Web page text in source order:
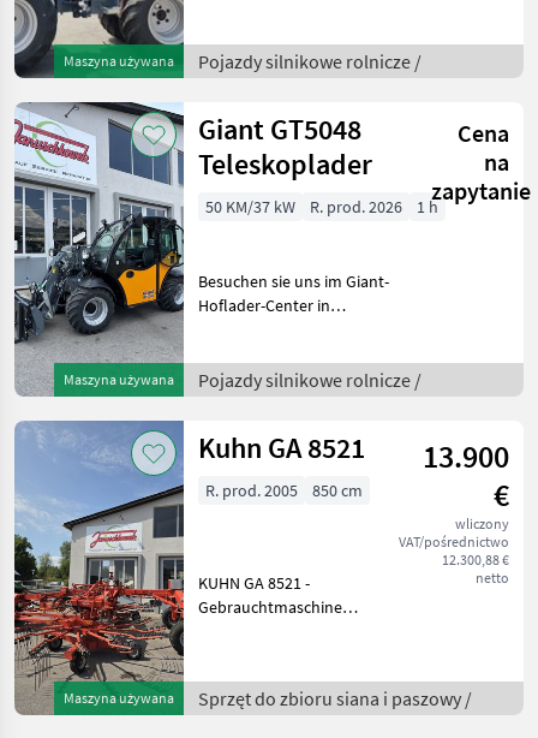
Maszyna używana
Motorentyp Kubota D1105
(3 Zylinder) Stage V
Pojazdy silnikowe rolnicze /
Maszyna używana
Giant GT5048
Teleskoplader
Cena
na
zapytanie
50 KM/37 kW R. prod. 2026 1 h
Besuchen sie uns im Giant-
Hoflader-Center in
Ost! - Motor Kubota D1803
CR, 50 PS, (3Zylinder),
Pojazdy silnikowe rolnicze /
Maszyna używana
Kuhn GA 8521
13.900
€
wliczony
VAT/pośrednictwo
12.300,88 €
netto
R. prod. 2005 850 cm
KUHN GA 8521 -
Gebrauchtmaschine
Arbeitsbreite 8, 5m -
Eigengewicht 2950 kg -
Sprzęt do zbioru siana i paszowy /